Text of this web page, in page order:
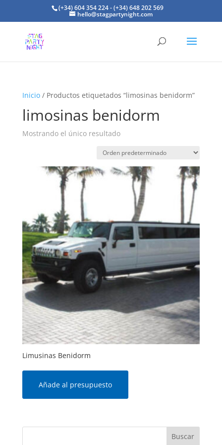
(+34) 604 354 224 - (+34) 648 202 569
hello@stagpartynight.com
Inicio/ Productos etiquetados “limosinas benidorm”
limosinas benidorm
Mostrando el único resultado
Limusinas Benidorm
Añade al presupuesto